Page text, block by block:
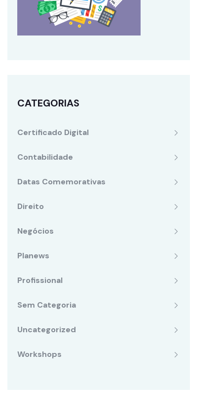
CATEGORIAS
Certificado Digital
Contabilidade
Datas Comemorativas
Direito
Negócios
Planews
Profissional
Sem Categoria
Uncategorized
Workshops